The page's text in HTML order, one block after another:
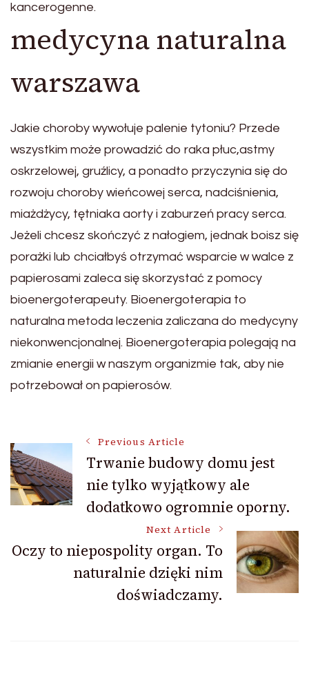
kancerogenne.
medycyna naturalna
warszawa
Jakie choroby wywołuje palenie tytoniu? Przede
wszystkim może prowadzić do raka płuc,astmy
oskrzelowej, gruźlicy, a ponadto przyczynia się do
rozwoju choroby wieńcowej serca, nadciśnienia,
miażdżycy, tętniaka aorty i zaburzeń pracy serca.
Jeżeli chcesz skończyć z nałogiem, jednak boisz się
porażki lub chciałbyś otrzymać wsparcie w walce z
papierosami zaleca się skorzystać z pomocy
bioenergoterapeuty. Bioenergoterapia to
naturalna metoda leczenia zaliczana do medycyny
niekonwencjonalnej. Bioenergoterapia polegają na
zmianie energii w naszym organizmie tak, aby nie
potrzebował on papierosów.
Post
Navigation
Previous Article
Trwanie budowy domu jest
nie tylko wyjątkowy ale
dodatkowo ogromnie oporny.
Next Article
Oczy to niepospolity organ. To
naturalnie dzięki nim
doświadczamy.